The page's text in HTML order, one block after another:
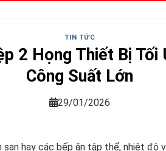
TIN TỨC
2 Họng Thiết Bị Tối
Công Suất Lớn
29/01/2026
sạn hay các bếp ăn tập thể, nhiệt